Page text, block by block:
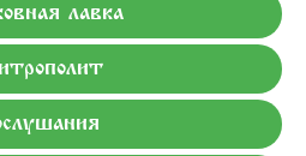
лавка